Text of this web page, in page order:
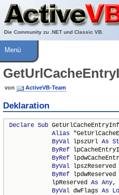
Die Community zu .NET und Classic VB.
Über ActiveVB
Hilfe
Menü
von ActiveVB-Team
Deklaration
Declare Sub
Alias
ByVal lpszUrl As
ByRef
ByRef
ByVal
ByRef
            lpReserved
As Any,
ByVal dwFlags As